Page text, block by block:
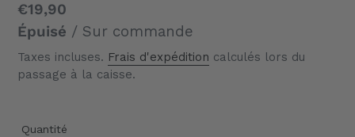
Prix
normal
€19,90
Épuisé / Sur commande
Taxes incluses. Frais d'expédition calculés lors du
passage à la caisse.
Quantité